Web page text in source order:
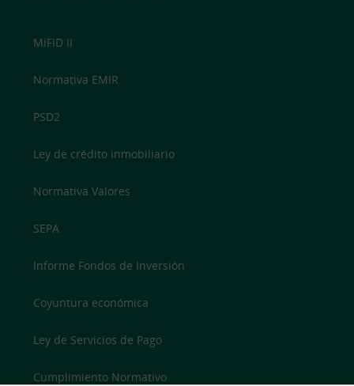
MiFID II
Normativa EMIR
PSD2
Ley de crédito inmobiliario
Normativa Valores
SEPA
Informe Fondos de Inversión
Coyuntura económica
Ley de Servicios de Pago
Cumplimiento Normativo